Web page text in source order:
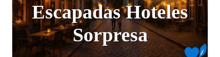
Escapadas Hoteles
Sorpresa